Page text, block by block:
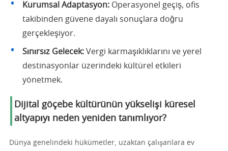
Kurumsal Adaptasyon: Operasyonel geçiş, ofis
takibinden güvene dayalı sonuçlara doğru
gerçekleşiyor.
Sınırsız Gelecek: Vergi karmaşıklıklarını ve yerel
destinasyonlar üzerindeki kültürel etkileri
yönetmek.
Dijital göçebe kültürünün yükselişi küresel
altyapıyı neden yeniden tanımlıyor?
Dünya genelindeki hükümetler, uzaktan çalışanlara ev